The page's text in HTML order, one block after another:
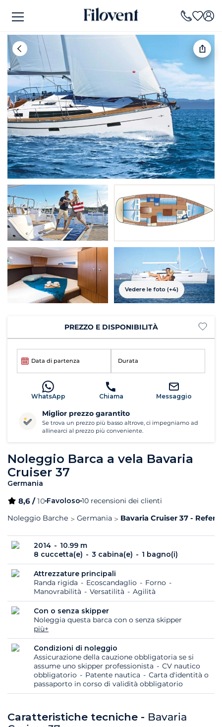
Vedere le foto (+4)
Noleggio Barca a vela Bavaria
Cruiser 37
Germania
8,6 /10 Favoloso 10 recensioni dei clienti
Noleggio Barche
Germania Bavaria Cruiser 37 -
2014
10.99 m
8 cuccetta(e)
3 cabina(e) 1 bagno(i)
Attrezzature principali
Randa rigida
Ecoscandaglio
Forno
Manovrabilità
Versatilità Agilità
Con o senza skipper
Noleggia questa barca con o senza skipper
più+
Condizioni di noleggio
Assicurazione della cauzione obbligatoria se si
assume uno skipper professionista
CV nautico
obbligatorio
Patente nautica
Carta d'identità o
passaporto in corso di validità obbligatorio
Caratteristiche tecniche - Bavaria
PREZZO E DISPONIBILITÀ
Data di partenza Durata
WhatsApp Chiama Messaggio
Miglior prezzo garantito
Se trova un prezzo più basso altrove, ci impegniamo ad
allinearci al prezzo più conveniente.